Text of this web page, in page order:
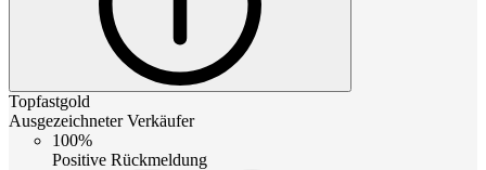
Topfastgold
Ausgezeichneter Verkäufer
100%
Positive Rückmeldung